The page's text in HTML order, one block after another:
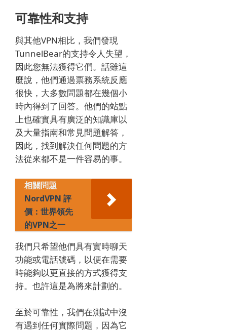
可靠性和支持
與其他VPN相比，我們發現
TunnelBear的支持令人失望，
因此您無法獲得它們。 話雖這
麼說，他們通過票務系統反應
很快，大多數問題都在幾個小
時內得到了回答。 他們的站點
上也確實具有廣泛的知識庫以
及大量指南和常見問題解答，
因此，找到解決任何問題的方
法從來都不是一件容易的事。
相關問題
NordVPN 評
價：世界領先
的VPN之一
我們只希望他們具有實時聊天
功能或電話號碼，以便在需要
時能夠以更直接的方式獲得支
持。 也許這是為將來計劃的。
至於可靠性，我們在測試中沒
有遇到任何實際問題，因為它